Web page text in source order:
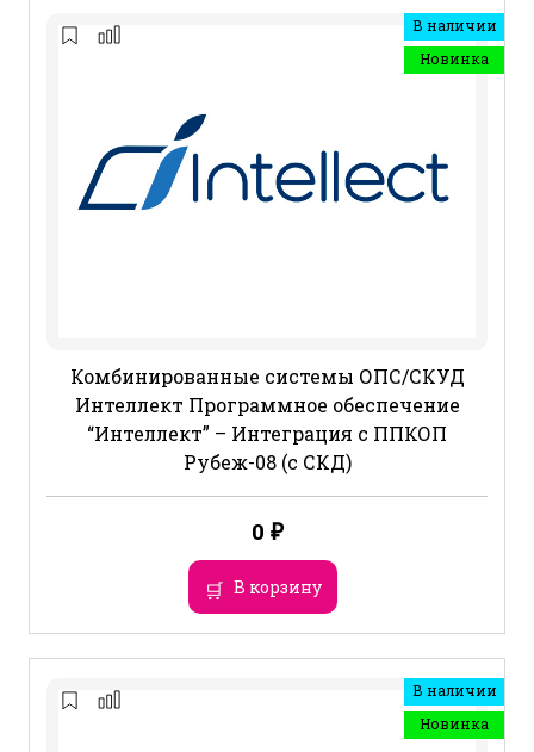
В наличии
Новинка
Комбинированные системы ОПС/СКУД
Интеллект Программное обеспечение
“Интеллект” – Интеграция с ППКОП
Рубеж-08 (с СКД)
0 ₽
В корзину
В наличии
Новинка